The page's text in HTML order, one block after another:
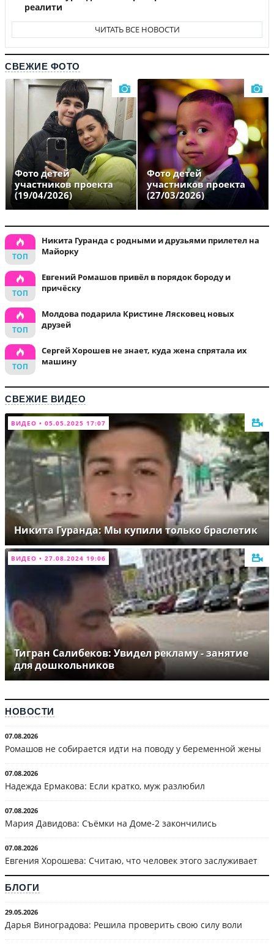
реалити
ЧИТАТЬ ВСЕ НОВОСТИ
СВЕЖИЕ ФОТО
Фото детей
участников проекта
(19/04/2026)
Фото детей
участников проекта
(27/03/2026)
Никита Гуранда с родными и друзьями прилетел на
Майорку
Евгений Ромашов привёл в порядок бороду и
причёску
Молдова подарила Кристине Лясковец новых
друзей
Сергей Хорошев не знает, куда жена спрятала их
машину
СВЕЖИЕ ВИДЕО
ВИДЕО • 05.05.2025 17:07
Никита Гуранда: Мы купили только браслетик
ВИДЕО • 27.08.2024 19:06
Тигран Салибеков: Увидел рекламу - занятие
для дошкольников
НОВОСТИ
07.08.2026
Ромашов не собирается идти на поводу у беременной жены
07.08.2026
Надежда Ермакова: Если кратко, муж разлюбил
07.08.2026
Мария Давидова: Съёмки на Доме-2 закончились
07.08.2026
Евгения Хорошева: Считаю, что человек этого заслуживает
БЛОГИ
29.05.2026
Дарья Виноградова: Решила проверить свою силу воли